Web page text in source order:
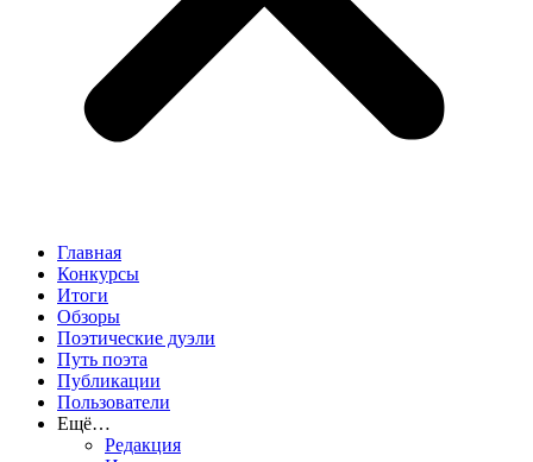
Главная
Конкурсы
Итоги
Обзоры
Поэтические дуэли
Путь поэта
Публикации
Пользователи
Ещё…
Редакция